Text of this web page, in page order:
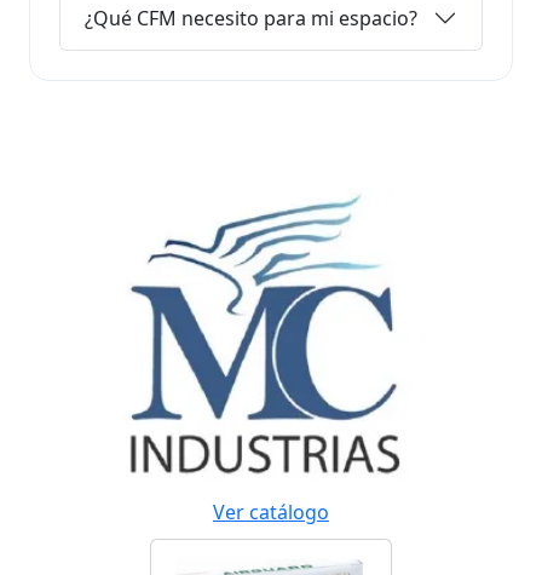
¿Qué CFM necesito para mi espacio?
Ver catálogo